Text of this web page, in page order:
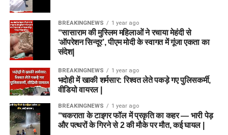
BREAKINGNEWS 1 year ago
“सासाराम की मुस्लिम महिलाओं ने रचाया मेहंदी से
‘ऑपरेशन सिन्दूर’, पीएम मोदी के स्वागत में गूंजा एकता का
संदेश|
BREAKINGNEWS 1 year ago
भदोही में खाकी शर्मसार: रिश्वत लेते पकड़े गए पुलिसकर्मी,
वीडियो वायरल |
BREAKINGNEWS 1 year ago
“चकराता के टाइगर फॉल में प्रकृति का कहर — भारी पेड़
और पत्थरों के गिरने से 2 की मौके पर मौत, कई घायल |